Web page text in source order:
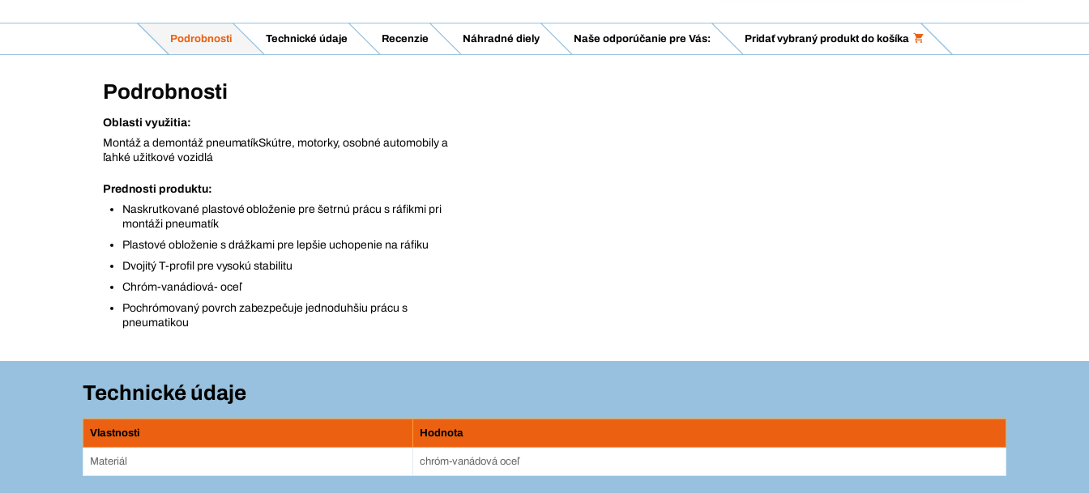
Podrobnosti Technické údaje Recenzie Náhradné diely Naše odporúčanie pre Vás: Pridať vybraný produkt do košíka
Podrobnosti
Oblasti využitia:
Montáž a demontáž pneumatíkSkútre, motorky, osobné automobily a
ľahké užitkové vozidlá
Prednosti produktu:
Naskrutkované plastové obloženie pre šetrnú prácu s ráfikmi pri
montáži pneumatík
Plastové obloženie s drážkami pre lepšie uchopenie na ráfiku
Dvojitý T-profil pre vysokú stabilitu
Chróm-vanádiová- oceľ
Pochrómovaný povrch zabezpečuje jednoduhšiu prácu s
pneumatikou
Technické údaje
Vlastnosti Hodnota
Materiál chróm-vanádová oceľ